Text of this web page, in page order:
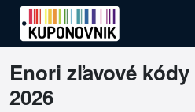
Enori zľavové
2026
Overené kupóny pre